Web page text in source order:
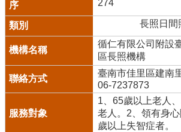
274
長照日間
循仁有限公司附設
區長照機構
臺南市佳里區建南
06-7237873
1、65歲以上老人
老人。2、領有身
歲以上失智症者。